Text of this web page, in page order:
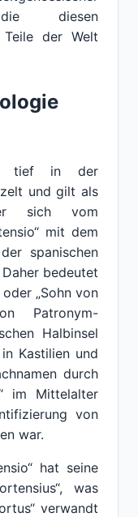
die diesen
Teile der Welt
tief in der
und gilt als
sich vom
mit dem
spanischen
bedeutet
„Sohn von
Patronym-
Halbinsel
Kastilien und
durch
im Mittelalter
von
war.
hat seine
was
verwandt